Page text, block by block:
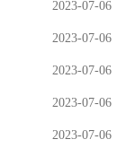
2023-07-06
2023-07-06
2023-07-06
2023-07-06
2023-07-06